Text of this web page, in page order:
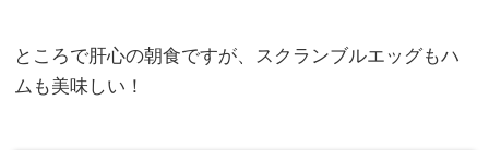
ところで肝心の朝食ですが、スクランブルエッグもハ
ムも美味しい！